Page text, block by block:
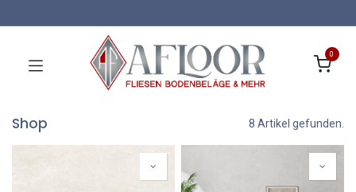
0
Shop 8 Artikel gefunden.